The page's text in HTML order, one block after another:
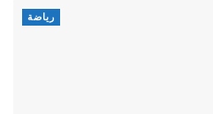
رياضة